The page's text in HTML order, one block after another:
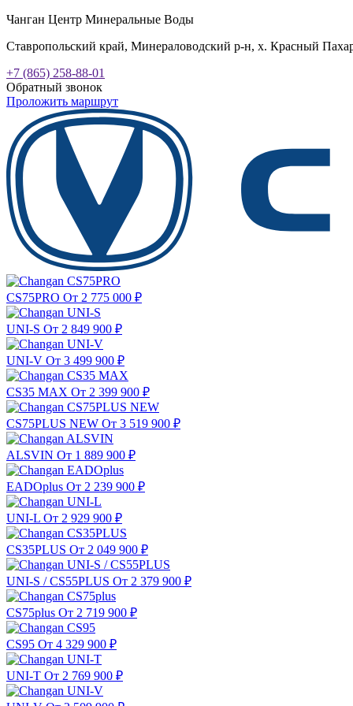
Чанган Центр Минеральные Воды
Ставропольский край, Минераловодский р-н, х. Красный
+7 (865) 258-88-01
Обратный звонок
Проложить маршрут
CS75PRO От 2 775 000 ₽
UNI-S От 2 849 900 ₽
UNI-V От 3 499 900 ₽
CS35 MAX От 2 399 900 ₽
CS75PLUS NEW От 3 519 900 ₽
ALSVIN От 1 889 900 ₽
EADOplus От 2 239 900 ₽
UNI-L От 2 929 900 ₽
CS35PLUS От 2 049 900 ₽
UNI-S / CS55PLUS От 2 379 900 ₽
CS75plus От 2 719 900 ₽
CS95 От 4 329 900 ₽
UNI-T От 2 769 900 ₽